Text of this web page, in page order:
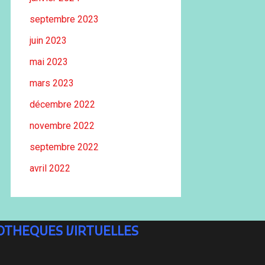
septembre 2023
juin 2023
mai 2023
mars 2023
décembre 2022
novembre 2022
septembre 2022
avril 2022
VIRTUELLES